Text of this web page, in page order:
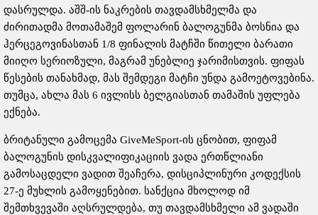
დასრულდა. აშშ-ის ნაკრების თავდამსხმელმა და
ძირითადმა მოთამაშემ ფოლარინ ბალოგუნმა ბოსნია და
ჰერცეგოვინასთან 1/8 ფინალის მატჩში წითელი ბარათი
მიიღო სერიოზული, მაგრამ უნებლიე ჯარიმისთვის. ფიფას
წესების თანახმად, მას შემდეგი მატჩი უნდა გამოეტოვებინა.
თუმცა, ახლა მას 6 ივლისს ბელგიასთან თამაშის უფლება
ექნება.
ბრიტანული გამოცემა GiveMeSport-ის ცნობით, ფიფამ
ბალოგუნის დისკვალიფიკაციის ვადა ერთწლიანი
გამოსაცდელი ვადით შეაჩერა, დისციპლინური კოდექსის
27-ე მუხლის გამოყენებით. სანქცია მხოლოდ იმ
შემთხვევაში აღსრულდება, თუ თავდამსხმელი ამ ვადაში